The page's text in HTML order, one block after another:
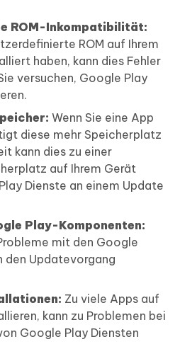
ROM-Inkompatibilität:
ROM auf Ihrem
haben, kann dies Fehler
versuchen, Google Play
Wenn Sie eine App
diese mehr Speicherplatz
kann dies zu einer
auf Ihrem Gerät
Dienste an einem Update
Play-Komponenten:
mit den Google
Updatevorgang
Zu viele Apps auf
kann zu Problemen bei
Google Play Diensten